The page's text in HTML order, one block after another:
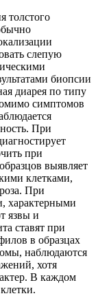
толстого
слепую
биопсии
диарея по типу
симптомов
При
при
выявляет
клетками,
При
характерными
язвы и
ставят при
в образцах
наблюдаются
хотя
В каждом